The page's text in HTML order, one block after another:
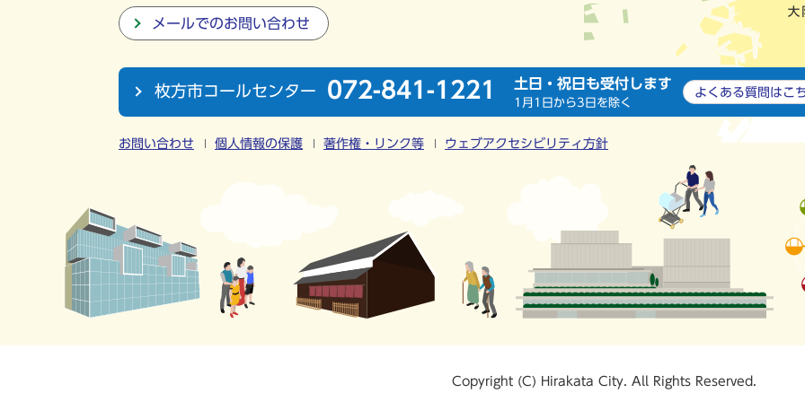
メールでのお問い合わせ
枚方市コールセンター 072-841-1221 土日・祝日も受付します
1月1日から3日を除く
よくある質問は こ
お問い合わせ 個人情報の保護 著作権・リンク等 ウェブアクセシビリティ方針
Copyright (C) Hirakata City. All Rights Reserved.